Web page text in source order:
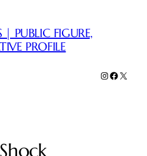
| PUBLIC FIGURE,
PROFILE
Instagram
Facebook
X